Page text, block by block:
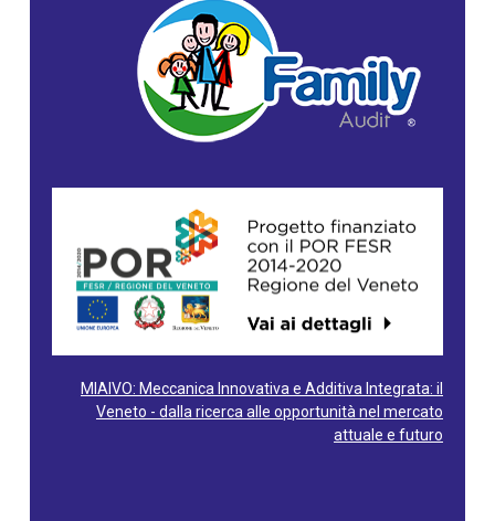
MIAIVO: Meccanica Innovativa e Additiva Integrata: il
Veneto - dalla ricerca alle opportunità nel mercato
attuale e futuro